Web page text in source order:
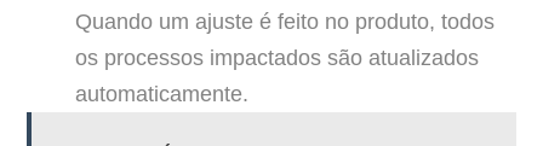
Quando um ajuste é feito no produto, todos
os processos impactados são atualizados
automaticamente.